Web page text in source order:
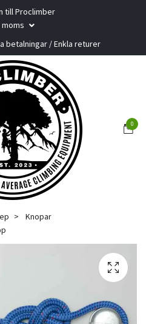
till Proclimber
moms
betalningar / Enkla returer
0
Knopar